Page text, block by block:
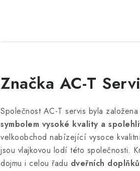
Značka AC-T
Společnost AC-T servis byla
symbolem vysoké kvality a
velkoobchod nabízející vysoce
jsou vlajkovou lodí této společnosti.
dojmu i celou řadu dveřních